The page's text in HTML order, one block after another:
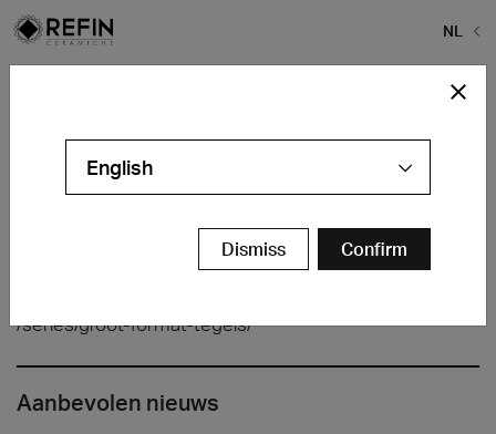
NL
/series/groot-format-tegels/
Aanbevolen nieuws
English
Dismiss Confirm